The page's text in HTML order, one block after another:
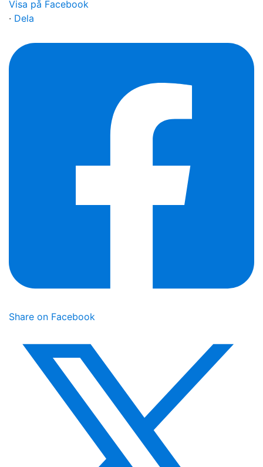
Visa på Facebook
· Dela
Share on Facebook